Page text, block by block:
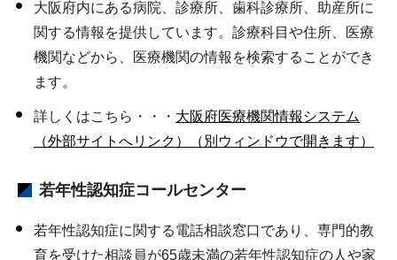
大阪府内にある病院、診療所、歯科診療所、助産所に
関する情報を提供しています。診療科目や住所、医療
機関などから、医療機関の情報を検索することができ
ます。
詳しくはこちら・・・ 大阪府医療機関情報システム
（外部サイトへリンク）（別ウィンドウで開きます）
若年性認知症コールセンター
若年性認知症に関する電話相談窓口であり、専門的教
育を受けた相談員が65歳未満の若年性認知症の人や家